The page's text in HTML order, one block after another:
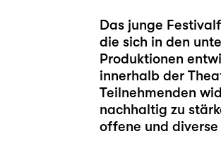
Das junge
die sich in den
Produktionen
innerhalb der
Teilnehmenden
nachhaltig zu
offene und